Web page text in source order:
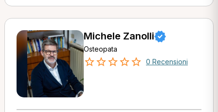
Michele Zanolli
Osteopata
0 Recensioni